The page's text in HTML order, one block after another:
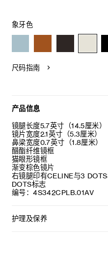
象牙色
尺码指南
产品信息
镜腿长度5.7英寸（14.5厘米）
镜片宽度2.1英寸（5.3厘米）
鼻梁宽度0.7英寸（1.8厘米）
醋酯纤维镜框
猫眼形镜框
渐变棕色镜片
右镜腿印有CELINE与3
DOTS标志
编号：4S342CPLB.01AV
护理及保养